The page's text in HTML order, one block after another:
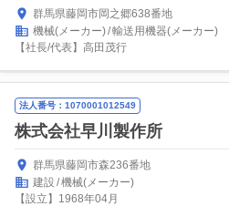
群馬県藤岡市岡之郷638番地
機械(メーカー) 輸送用機器(メーカー)
【社長/代表】高田茂行
法人番号：1070001012549
株式会社早川製作所
群馬県藤岡市森236番地
建設 機械(メーカー)
【設立】1968年04月